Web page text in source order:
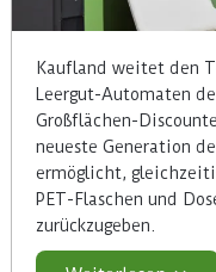
Kaufland weitet den
Leergut-Automaten
Großflächen-
neueste Generation
ermöglicht,
PET-Flaschen und
zurückzugeben.